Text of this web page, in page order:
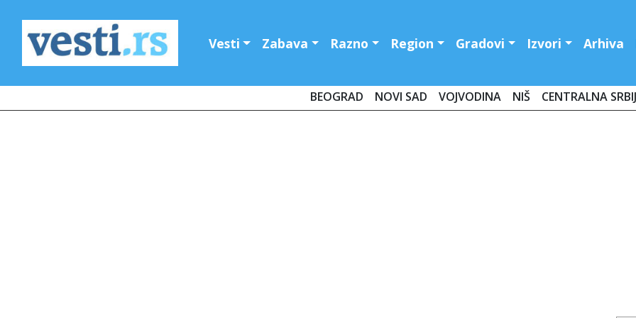
Vesti Zabava Razno Region Gradovi Izvori Arhiva
BEOGRAD NOVI SAD VOJVODINA NIŠ CENTRALNA